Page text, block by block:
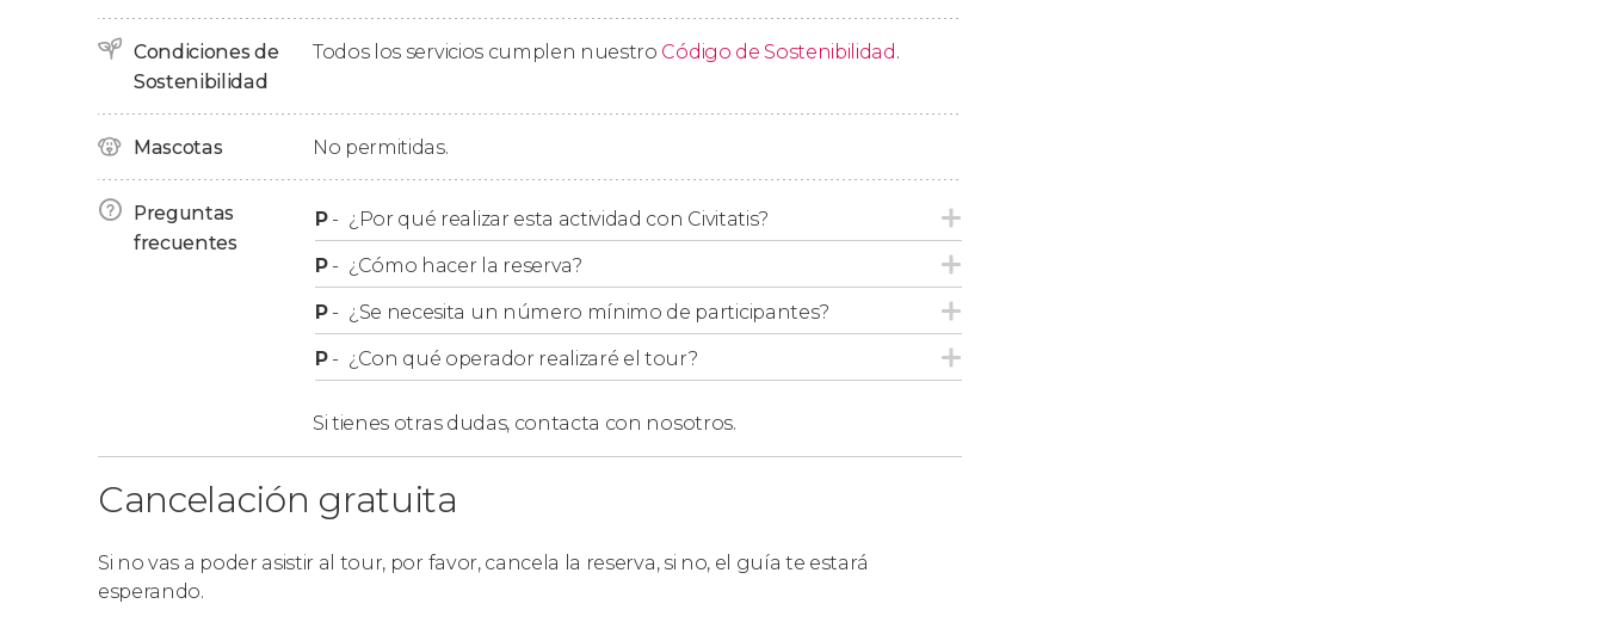
El free tour finaliza a las 13:00 horas en el centro cultural Gabriel García Márquez.
Grupos
grupo, os recomendamos que reservéis eltour privado por Bogotá.
Losmenores de edad deben estar acompañados de un adulto.
monumento, sino que visitaremos su parte exterior.
Condiciones de
Sostenibilidad
Todos los servicios cumplen nuestro Código de Sostenibilidad .
Mascotas No permitidas.
Preguntas
frecuentes
P- ¿Por qué realizar esta actividad con Civitatis?
P- ¿Cómo hacer la reserva?
P- ¿Se necesita un número mínimo de participantes?
P- ¿Con qué operador realizaré el tour?
Si tienes otras dudas, contacta con nosotros.
Cancelación gratuita
Si no vas a poder asistir al tour, por favor, cancela la reserva, si no, el guía te estará
esperando.